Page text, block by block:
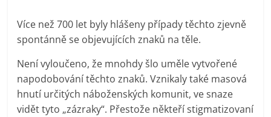
Více než 700 let byly hlášeny případy těchto zjevně
spontánně se objevujících znaků na těle.
Není vyloučeno, že mnohdy šlo uměle vytvořené
napodobování těchto znaků. Vznikaly také masová
hnutí určitých náboženských komunit, ve snaze
vidět tyto „zázraky“. Přestože někteří stigmatizovaní